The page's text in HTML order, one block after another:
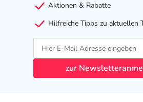
Aktionen & Rabatte
Hilfreiche Tipps zu aktuellen
zur